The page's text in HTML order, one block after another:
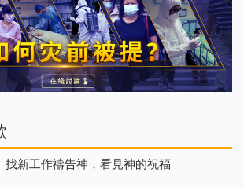
找新工作禱告神，看見神的祝福